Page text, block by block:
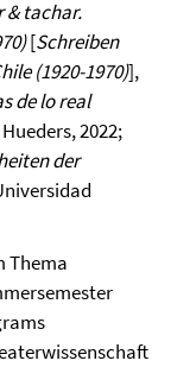
& tachar.
[Schreiben
(1920-1970)],
de lo real
2022;
der
Thema